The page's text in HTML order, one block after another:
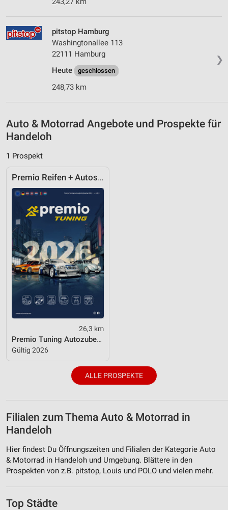
❯
pitstop Hamburg
Washingtonallee 113
22111 Hamburg
Heute
geschlossen
248,73 km
Auto & Motorrad Angebote und Prospekte für
Handeloh
1 Prospekt
Premio Reifen + Autoservice
26,3 km
Premio Tuning Autozubehörkatalog 2026
Gültig 2026
ALLE PROSPEKTE
Filialen zum Thema Auto & Motorrad in
Handeloh
Hier findest Du Öffnungszeiten und Filialen der Kategorie Auto
& Motorrad in Handeloh und Umgebung. Blättere in den
Prospekten von z.B. pitstop, Louis und POLO und vielen mehr.
Top Städte
Verwendung genauer Standortdaten
Geräte anhand von aktiv angeforderten
Informationen identifizieren
Nicht-IAB-Verarbeitungszwecke:
Performance
Werbung